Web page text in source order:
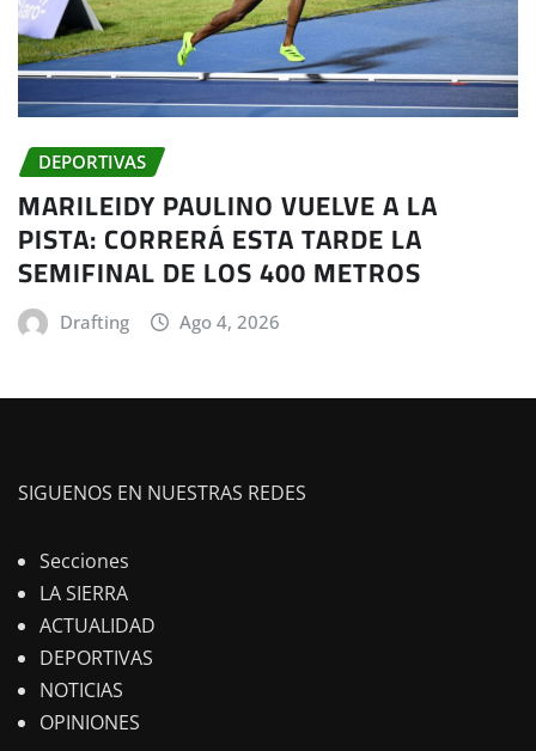
DEPORTIVAS
MARILEIDY PAULINO VUELVE A LA
PISTA: CORRERÁ ESTA TARDE LA
SEMIFINAL DE LOS 400 METROS
Drafting Ago 4, 2026
SIGUENOS EN NUESTRAS REDES
Secciones
LA SIERRA
ACTUALIDAD
DEPORTIVAS
NOTICIAS
OPINIONES